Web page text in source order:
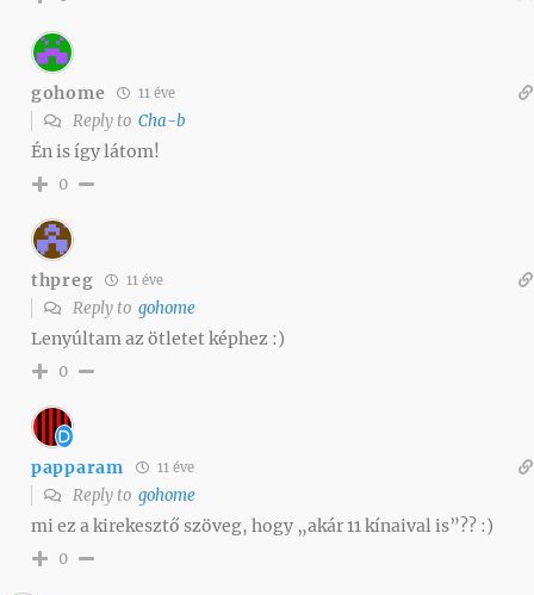
gohome 11 éve
Reply to Cha-b
Én is így látom!
0
thpreg 11 éve
Reply to gohome
Lenyúltam az ötletet képhez :)
0
papparam 11 éve
Reply to gohome
mi ez a kirekesztő szöveg, hogy „akár 11 kínaival is”?? :)
0